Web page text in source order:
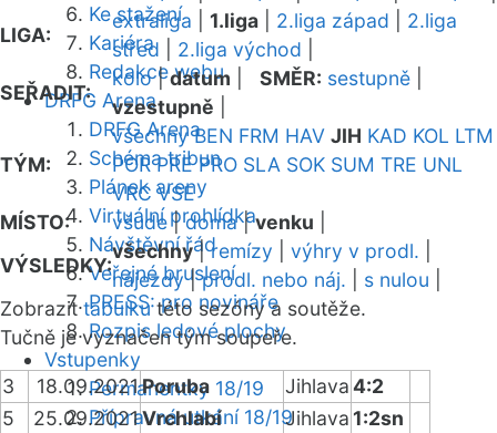
Ke stažení
Kariéra
Redakce webu
DRFG Arena
DRFG Arena
Schéma tribun
Plánek areny
Virtuální prohlídka
Návštěvní řád
Veřejné bruslení
PRESS: pro novináře
Rozpis ledové plochy
Vstupenky
Permanentky 18/19
Přípravná utkání 18/19
LIGA:
extraliga 1.liga 2.liga západ
2.liga
střed
2.liga východ
SEŘADIT:
kolo|datum SMĚR: sestupně
vzestupně
TÝM:
všechny BEN FRM HAV JIH KAD KOL LTM
POR PRE PRO SLA SOK SUM TRE UNL
VRC VSE
MÍSTO:
všude|doma|venku
VÝSLEDKY:
všechny|remízy výhry v prodl.
nájezdy|prodl. nebo náj. s nulou
Zobrazittabulkutéto sezóny a soutěže.
Tučně je vyznačen tým soupeře.
3 18.09.2021Poruba Jihlava4:2
5
25.09.2021Vrchlabí Jihlava 1:2sn